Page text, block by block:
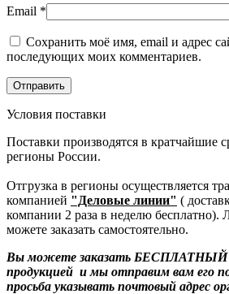
Email *
Сохранить моё имя, email и адрес
последующих моих комментариев.
Условия поставки
Поставки производятся в кратчайшие
регионы России.
Отгрузка в регионы осуществляется
компанией "Деловые линии" (
компании 2 раза в неделю
можете заказать самостоятельно.
Вы можете заказать БЕСПЛАТНЫЙ
продукцией и мы отправим вам его
просьба указывать почтовый адрес